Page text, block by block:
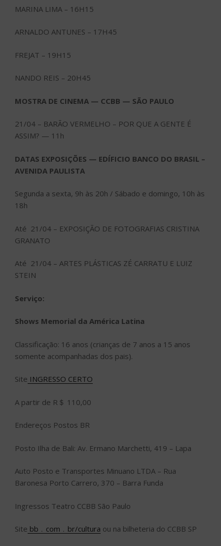
MARINA LIMA – 16H15
ARNALDO ANTUNES – 17H45
FREJAT – 19H15
NANDO REIS – 20H45
MOSTRA DE CINEMA — CCBB — SÃO PAULO
21/04 – BARÃO VERMELHO – POR QUE A GENTE É
ASSIM? — 11h
DATAS EXPOSIÇÕES — EDÍFICIO BANCO DO BRASIL –
AVENIDA PAULISTA
Segunda a sexta, 9h às 20h / Sábado e domingo, 10h às
18h
Até 21/04 – EXPOSIÇÃO DE FOTOGRAFIAS CRISTINA
GRANATO
Até 21/04 – ARTES PLÁSTICAS ZÉ CARRATU E LUIZ
STEIN
Serviço:
Shows Memorial da América Latina
Classificação: 16 anos (crianças de 7 anos a 15 anos
somente acompanhadas dos pais).
Site INGRESSO CERTO
A partir de R＄ 110,00
Endereços Postos BR
Posto Ilha de Bali: Av. Ermano Marchetti, 419 – Lapa
Auto Posto e Transportes Minuano LTDA – Rua
Baronesa Porto Carrero, 370 – Barra Funda
Ingressos Teatro CCBB São Paulo
Site bb﹒com﹒br/cultura ou na bilheteria do CCBB SP